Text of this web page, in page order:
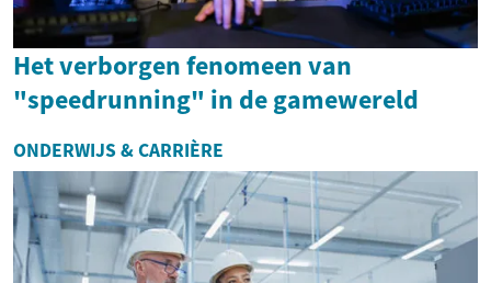
Het verborgen fenomeen van
"speedrunning" in de gamewereld
ONDERWIJS & CARRIÈRE